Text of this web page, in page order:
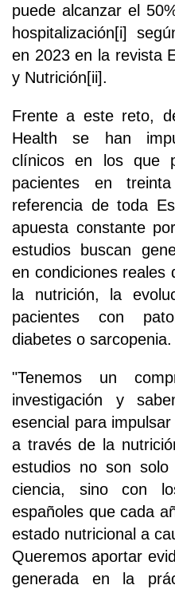
puede alcanzar el
hospitalización[i]
en 2023 en la revista
y Nutrición[ii].
Frente a este reto,
Health se han
clínicos en los que
pacientes en
referencia de toda
apuesta constante
estudios buscan
en condiciones reales
la nutrición, la
pacientes con
diabetes o sarcopenia.
"Tenemos un
investigación y
esencial para
a través de la
estudios no son
ciencia, sino con
españoles que cada
estado nutricional a
Queremos aportar
generada en la